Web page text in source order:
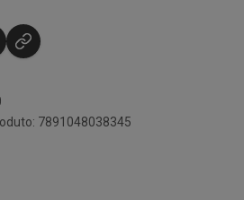
7891048038345